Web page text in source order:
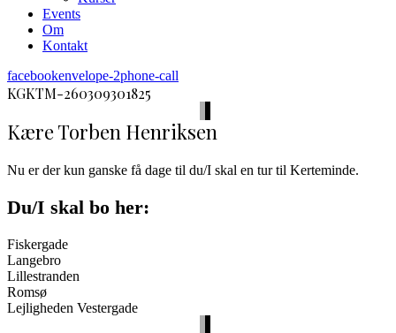
Events
Om
Kontakt
facebookenvelope-2phone-call
KGKTM-260309301825
Kære Torben Henriksen
Nu er der kun ganske få dage til du/I skal en tur til Kerteminde.
Du/I skal bo her:
Fiskergade
Langebro
Lillestranden
Romsø
Lejligheden Vestergade